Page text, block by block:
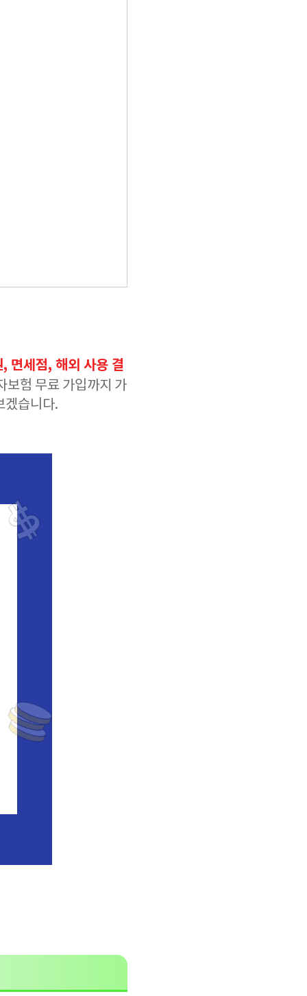
면세점, 해외 사용 결
보험 무료 가입까지 가
겠습니다.